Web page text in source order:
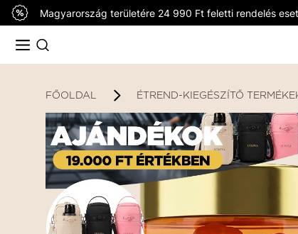
Magyarország területére 24 990 Ft feletti rendelés
FŐOLDAL ÉTREND-KIEGÉSZÍTŐ